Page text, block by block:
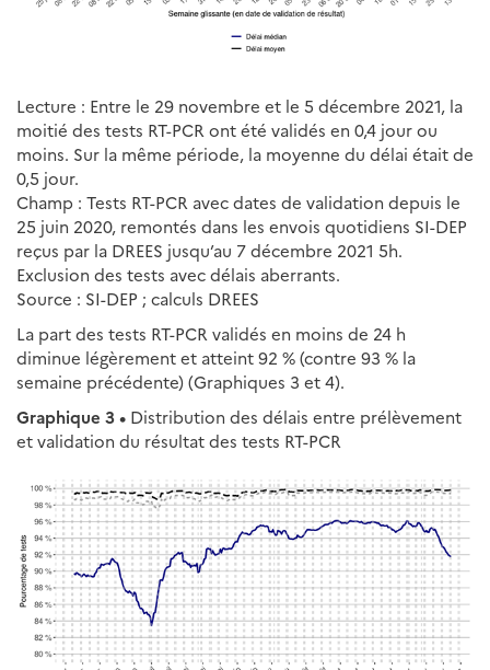
Lecture : Entre le 29 novembre et le 5 décembre 2021, la
moitié des tests RT-PCR ont été validés en 0,4 jour ou
moins. Sur la même période, la moyenne du délai était de
0,5 jour.
Champ : Tests RT-PCR avec dates de validation depuis le
25 juin 2020, remontés dans les envois quotidiens SI-DEP
reçus par la DREES jusqu’au 7 décembre 2021 5h.
Exclusion des tests avec délais aberrants.
Source : SI-DEP ; calculs DREES
La part des tests RT-PCR validés en moins de 24 h
diminue légèrement et atteint 92 % (contre 93 % la
semaine précédente) (Graphiques 3 et 4).
Graphique 3 • Distribution des délais entre prélèvement
et validation du résultat des tests RT-PCR